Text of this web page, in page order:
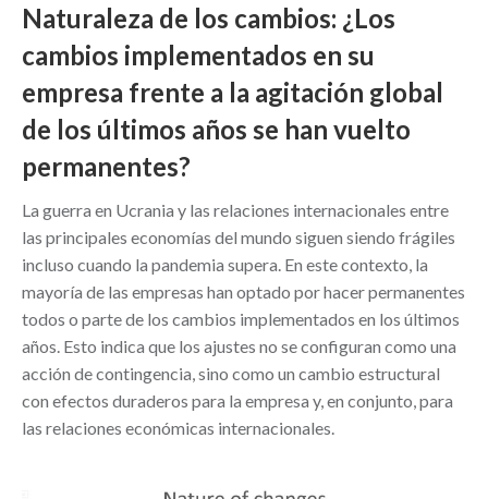
Naturaleza de los cambios: ¿Los
cambios implementados en su
empresa frente a la agitación global
de los últimos años se han vuelto
permanentes?
La guerra en Ucrania y las relaciones internacionales entre
las principales economías del mundo siguen siendo frágiles
incluso cuando la pandemia supera. En este contexto, la
mayoría de las empresas han optado por hacer permanentes
todos o parte de los cambios implementados en los últimos
años. Esto indica que los ajustes no se configuran como una
acción de contingencia, sino como un cambio estructural
con efectos duraderos para la empresa y, en conjunto, para
las relaciones económicas internacionales.